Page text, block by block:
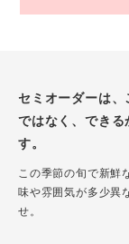
セミオーダーは
ではなく、できる
す。
この季節の旬で新鮮
味や雰囲気が多少異
せ。